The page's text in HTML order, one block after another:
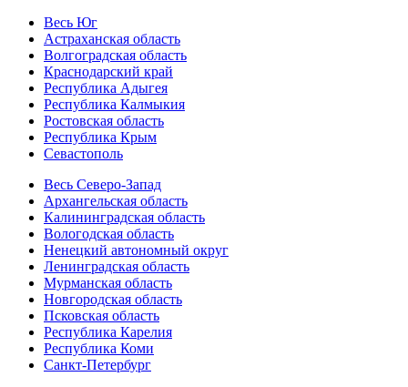
Весь Юг
Астраханская область
Волгоградская область
Краснодарский край
Республика Адыгея
Республика Калмыкия
Ростовская область
Республика Крым
Севастополь
Весь Северо-Запад
Архангельская область
Калининградская область
Вологодская область
Ненецкий автономный округ
Ленинградская область
Мурманская область
Новгородская область
Псковская область
Республика Карелия
Республика Коми
Санкт-Петербург